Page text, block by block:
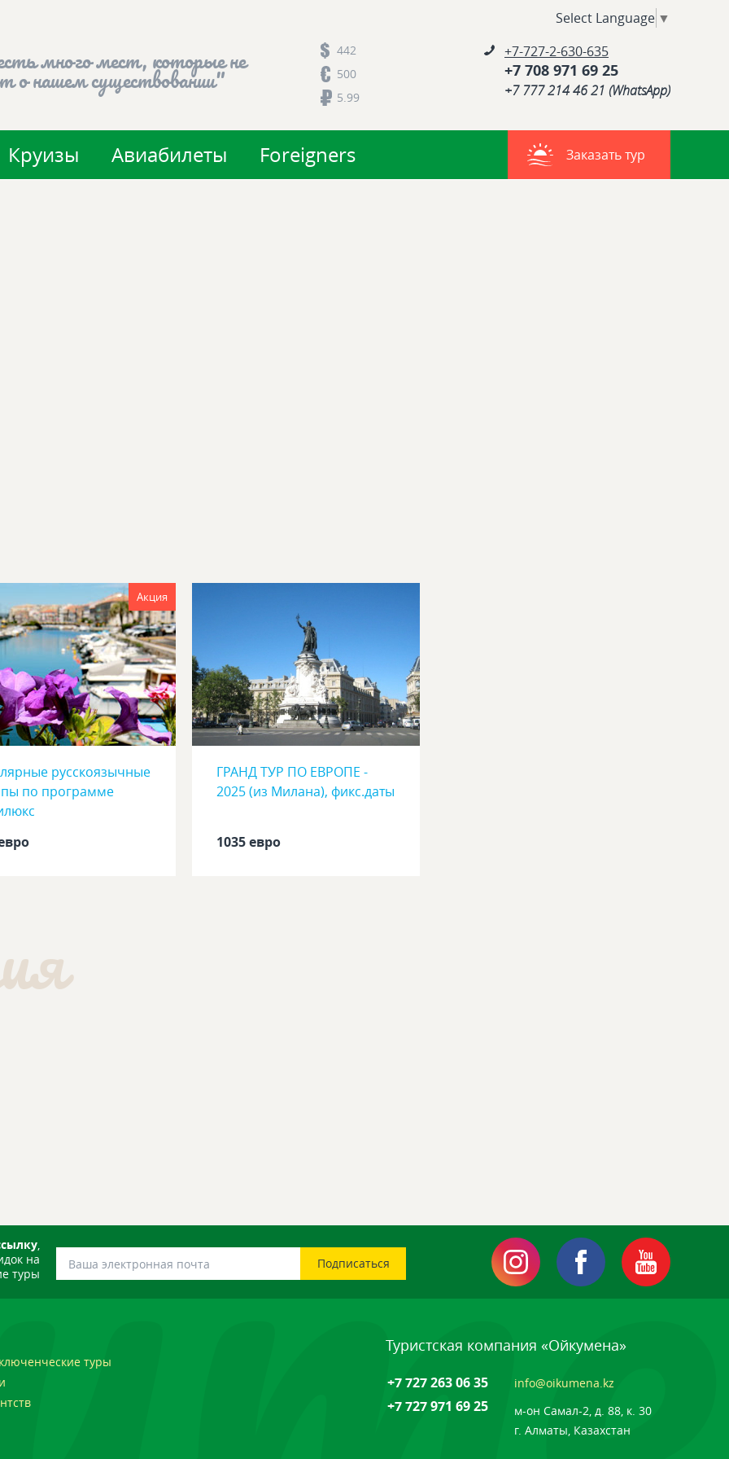
Select Language ▼
много мест, которые не
о нашем существовании"
442
500
5.99
+7-727-2-630-635
+7 708 971 69 25
+7 777 214 46 21 (WhatsApp)
Круизы Авиабилеты Foreigners Заказать тур
Акция
русскоязычные
по программе
ГРАНД ТУР ПО ЕВРОПЕ -
2025 (из Милана), фикс.даты
1035 евро
,
на
туры
туры
Туристская компания «Ойкумена»
+7 727 263 06 35
+7 727 971 69 25
info@oikumena.kz
м-он Самал-2, д. 88, к. 30
г. Алматы, Казахстан